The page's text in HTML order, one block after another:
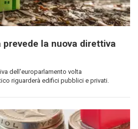
prevede la nuova direttiva
dell'europarlamento volta
riguarderà edifici pubblici e privati.